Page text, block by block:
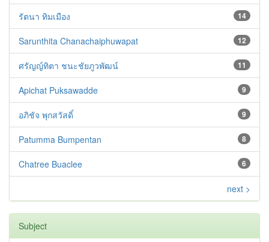
14
รัตนา ทิมเมือง
12
Sarunthita Chanachaiphuwapat
11
ศรัญญ์ทิตา ชนะชัยภูวพัฒน์
9
Apichat Puksawadde
9
อภิชัจ พุกสวัสดิ์
8
Patumma Bumpentan
6
Chatree Buaclee
next >
Subject